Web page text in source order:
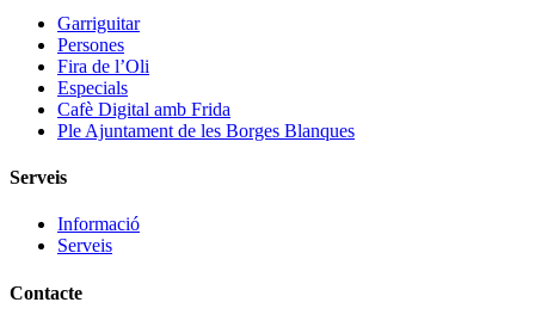
Garriguitar
Persones
Fira de l’Oli
Especials
Cafè Digital amb Frida
Ple Ajuntament de les Borges Blanques
Serveis
Informació
Serveis
Contacte